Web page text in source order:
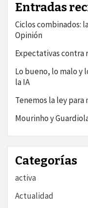
Entradas
Ciclos combinados:
Opinión
Expectativas contra
Lo bueno, lo malo y
la IA
Tenemos la ley para
Mourinho y
Categorías
activa
Actualidad